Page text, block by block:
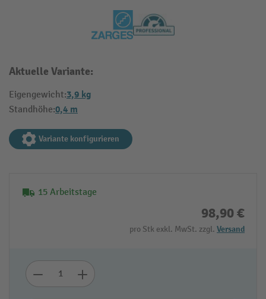
Aktuelle Variante:
Eigengewicht:3,9 kg
Standhöhe:0,4 m
Variante konfigurieren
15 Arbeitstage
98,90 €
pro Stk exkl. MwSt. zzgl. Versand